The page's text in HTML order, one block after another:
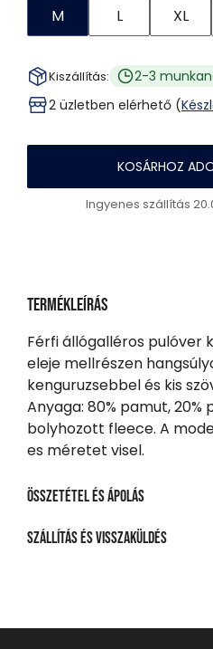
M L XL
Kiszállítás:
2-3
2 üzletben elérhető (
KOSÁRHOZ
Ingyenes szállítás
Termékleírás
Férfi állógalléros pulóver
eleje mellrészen
kenguruzsebbel és kis
Anyaga: 80% pamut, 20%
bolyhozott fleece. A
es méretet visel.
Összetétel és ápolás
ANYAGÖSSZETÉTEL
Szállítás és visszaküldés